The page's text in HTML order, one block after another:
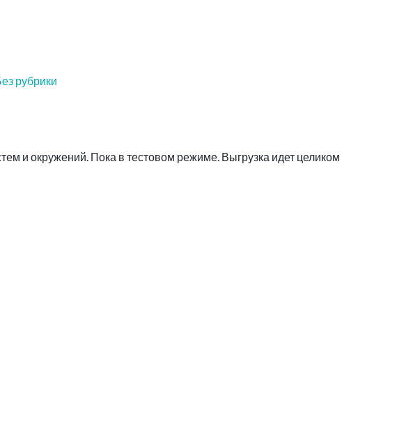
рубрики
и окружений. Пока в тестовом режиме. Выгрузка идет целиком